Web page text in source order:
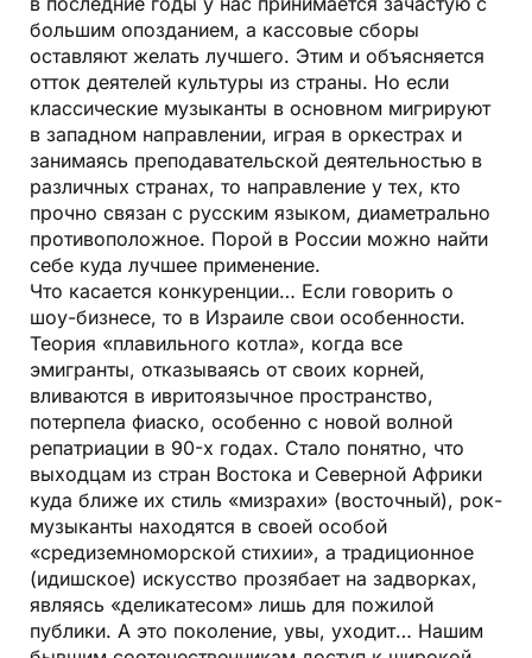
большим опозданием, а кассовые сборы
оставляют желать лучшего. Этим и объясняется
отток деятелей культуры из страны. Но если
классические музыканты в основном мигрируют
в западном направлении, играя в оркестрах и
занимаясь преподавательской деятельностью в
различных странах, то направление у тех, кто
прочно связан с русским языком, диаметрально
противоположное. Порой в России можно найти
себе куда лучшее применение.
Что касается конкуренции… Если говорить о
шоу-бизнесе, то в Израиле свои особенности.
Теория «плавильного котла», когда все
эмигранты, отказываясь от своих корней,
вливаются в ивритоязычное пространство,
потерпела фиаско, особенно с новой волной
репатриации в 90-х годах. Стало понятно, что
выходцам из стран Востока и Северной Африки
куда ближе их стиль «мизрахи» (восточный), рок-
музыканты находятся в своей особой
«средиземноморской стихии», а традиционное
(идишское) искусство прозябает на задворках,
являясь «деликатесом» лишь для пожилой
публики. А это поколение, увы, уходит… Нашим